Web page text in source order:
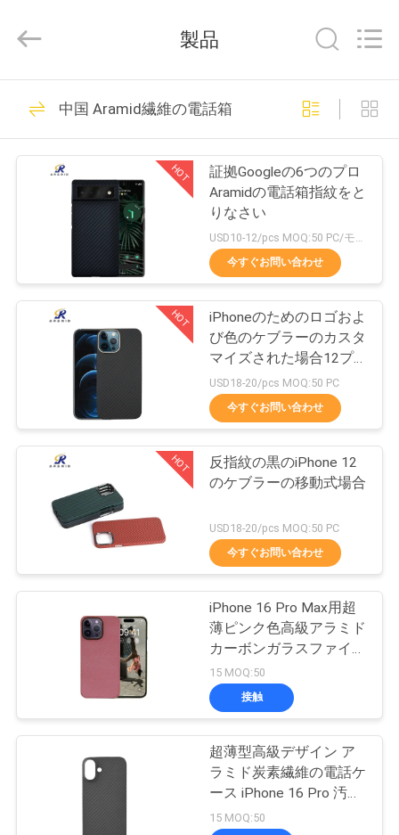
製
画
ョ
ー
ち
て
2026
Shenzhen
Co.,
Aramid繊維の電話
箱
114
Aramid繊維の
iPhoneの場合
166
Aramid繊維サムス
ンは包装します
59
Aramid繊維の華為
技術の例
製品
中国 Aramid繊維の電話箱
HOT
証拠Googleの6つのプロ
Aramidの電話箱指紋をと
りなさい
USD10-12/pcs MOQ:50 PC/モデル/色
今すぐお問い合わせ
HOT
iPhoneのためのロゴおよ
び色のケブラーのカスタ
マイズされた場合12プ
ロ最高
USD18-20/pcs MOQ:50 PC
今すぐお問い合わせ
HOT
反指紋の黒のiPhone 12
のケブラーの移動式場合
USD18-20/pcs MOQ:50 PC
今すぐお問い合わせ
iPhone 16 Pro Max用超
薄ピンク色高級アラミド
カーボンガラスファイバ
ー磁気電話ケース
15 MOQ:50
接触
超薄型高級デザイン ア
ラミド炭素繊維の電話ケ
ース iPhone 16 Pro 汚れ
耐性保護
15 MOQ:50